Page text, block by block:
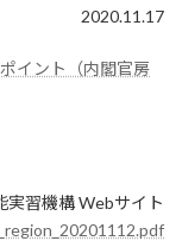
2020.11.17
イント（内閣官房
実習機構 Webサイト